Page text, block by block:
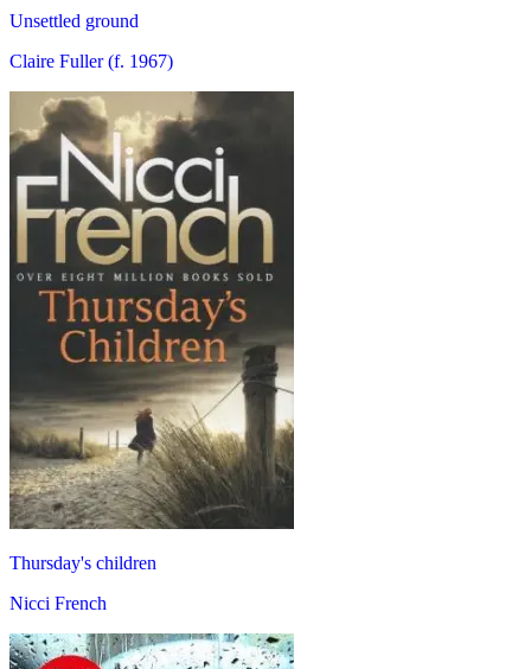
Unsettled ground
Claire Fuller (f. 1967)
Thursday's children
Nicci French